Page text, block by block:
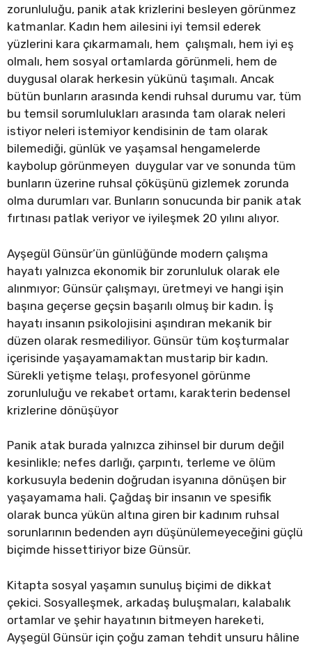
zorunluluğu, panik atak krizlerini besleyen görünmez
katmanlar. Kadın hem ailesini iyi temsil ederek
yüzlerini kara çıkarmamalı, hem çalışmalı, hem iyi eş
olmalı, hem sosyal ortamlarda görünmeli, hem de
duygusal olarak herkesin yükünü taşımalı. Ancak
bütün bunların arasında kendi ruhsal durumu var, tüm
bu temsil sorumlulukları arasında tam olarak neleri
istiyor neleri istemiyor kendisinin de tam olarak
bilemediği, günlük ve yaşamsal hengamelerde
kaybolup görünmeyen duygular var ve sonunda tüm
bunların üzerine ruhsal çöküşünü gizlemek zorunda
olma durumları var. Bunların sonucunda bir panik atak
fırtınası patlak veriyor ve iyileşmek 20 yılını alıyor.
Ayşegül Günsür’ün günlüğünde modern çalışma
hayatı yalnızca ekonomik bir zorunluluk olarak ele
alınmıyor; Günsür çalışmayı, üretmeyi ve hangi işin
başına geçerse geçsin başarılı olmuş bir kadın. İş
hayatı insanın psikolojisini aşındıran mekanik bir
düzen olarak resmediliyor. Günsür tüm koşturmalar
içerisinde yaşayamamaktan mustarip bir kadın.
Sürekli yetişme telaşı, profesyonel görünme
zorunluluğu ve rekabet ortamı, karakterin bedensel
krizlerine dönüşüyor
Panik atak burada yalnızca zihinsel bir durum değil
kesinlikle; nefes darlığı, çarpıntı, terleme ve ölüm
korkusuyla bedenin doğrudan isyanına dönüşen bir
yaşayamama hali. Çağdaş bir insanın ve spesifik
olarak bunca yükün altına giren bir kadınım ruhsal
sorunlarının bedenden ayrı düşünülemeyeceğini güçlü
biçimde hissettiriyor bize Günsür.
Kitapta sosyal yaşamın sunuluş biçimi de dikkat
çekici. Sosyalleşmek, arkadaş buluşmaları, kalabalık
ortamlar ve şehir hayatının bitmeyen hareketi,
Ayşegül Günsür için çoğu zaman tehdit unsuru hâline